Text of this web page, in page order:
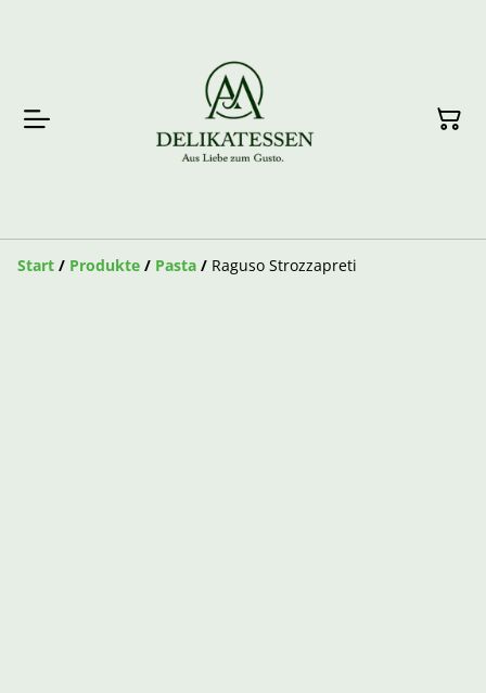
Start / Produkte / Pasta / Raguso Strozzapreti